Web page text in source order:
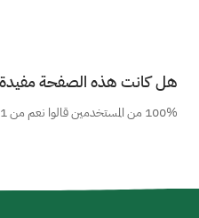
هل كانت هذه الصفحة
100% من المستخدمين قالوا نعم من 1 تعليق